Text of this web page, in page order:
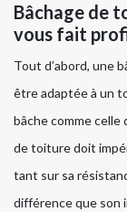
Bâchage de
vous fait
Tout d’abord, une
être adaptée à un
bâche comme celle
de toiture doit
tant sur sa
différence que son